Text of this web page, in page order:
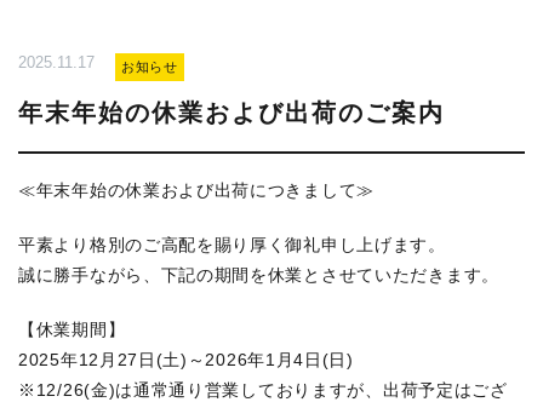
2025.11.17 お知らせ
年末年始の休業および出荷のご案内
≪年末年始の休業および出荷につきまして≫
平素より格別のご高配を賜り厚く御礼申し上げます。
誠に勝手ながら、下記の期間を休業とさせていただきます。
【休業期間】
2025年12月27日(土)～2026年1月4日(日)
※12/26(金)は通常通り営業しておりますが、出荷予定はござ